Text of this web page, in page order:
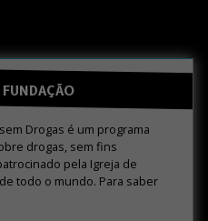
Drogas é um programa
drogas, sem fins
pela Igreja de
todo o mundo. Para saber